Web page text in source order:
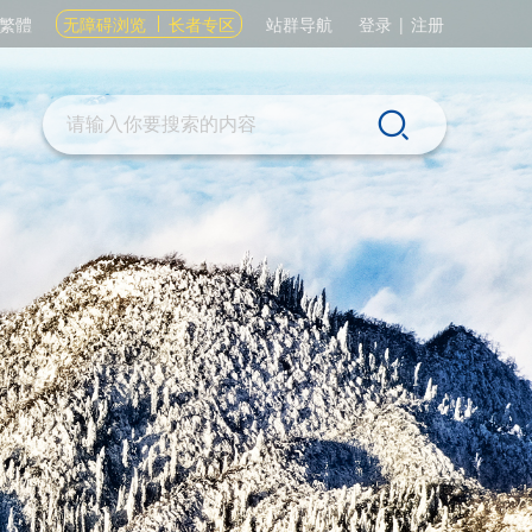
繁體 无障碍浏览 长者专区 站群导航 登录 | 注册